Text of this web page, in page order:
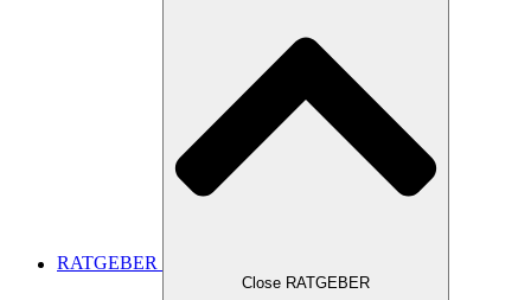
RATGEBER
Close RATGEBER